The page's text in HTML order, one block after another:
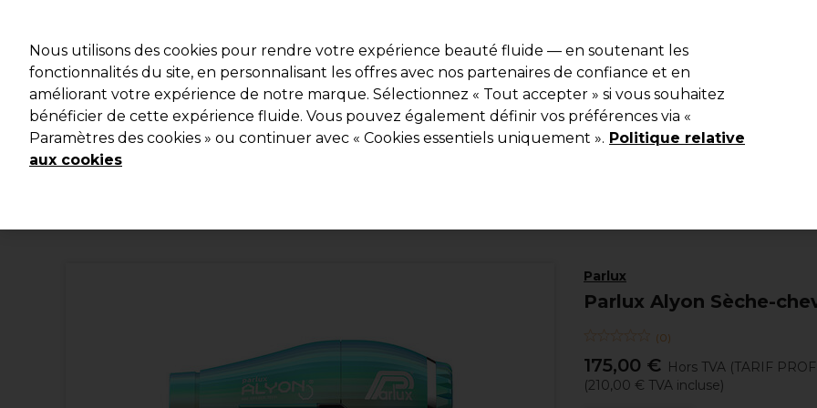
Rechercher
Marques Bons plans Coiffure Electro et Matériel Equipement de salon Beauté Hommes Les
Livraison et délais
Parlux
Parlux Alyon Sèche-
(0)
175,00 € Hors TVA (TARIF
(210,00 € TVA incluse)
Nous utilisons des cookies pour rendre votre expérience beauté fluide — en soutenant les
fonctionnalités du site, en personnalisant les offres avec nos partenaires de confiance et en
améliorant votre expérience de notre marque. Sélectionnez « Tout accepter » si vous souhaitez
bénéficier de cette expérience fluide. Vous pouvez également définir vos préférences via «
Paramètres des cookies » ou continuer avec « Cookies essentiels uniquement ». Politique relative
aux cookies